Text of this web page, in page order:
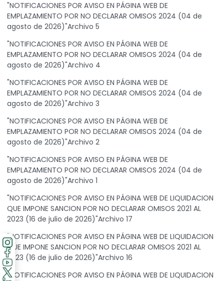
"NOTIFICACIONES POR AVISO EN PÁGINA WEB DE
EMPLAZAMIENTO POR NO DECLARAR OMISOS 2024 (04 de
agosto de 2026)"Archivo 5
"NOTIFICACIONES POR AVISO EN PÁGINA WEB DE
EMPLAZAMIENTO POR NO DECLARAR OMISOS 2024 (04 de
agosto de 2026)"Archivo 4
"NOTIFICACIONES POR AVISO EN PÁGINA WEB DE
EMPLAZAMIENTO POR NO DECLARAR OMISOS 2024 (04 de
agosto de 2026)"Archivo 3
"NOTIFICACIONES POR AVISO EN PÁGINA WEB DE
EMPLAZAMIENTO POR NO DECLARAR OMISOS 2024 (04 de
agosto de 2026)"Archivo 2
"NOTIFICACIONES POR AVISO EN PÁGINA WEB DE
EMPLAZAMIENTO POR NO DECLARAR OMISOS 2024 (04 de
agosto de 2026)"Archivo 1
"NOTIFICACIONES POR AVISO EN PÁGINA WEB DE LIQUIDACION
QUE IMPONE SANCION POR NO DECLARAR OMISOS 2021 AL
2023 (16 de julio de 2026)"Archivo 17
"NOTIFICACIONES POR AVISO EN PÁGINA WEB DE LIQUIDACION
QUE IMPONE SANCION POR NO DECLARAR OMISOS 2021 AL
2023 (16 de julio de 2026)"Archivo 16
"NOTIFICACIONES POR AVISO EN PÁGINA WEB DE LIQUIDACION